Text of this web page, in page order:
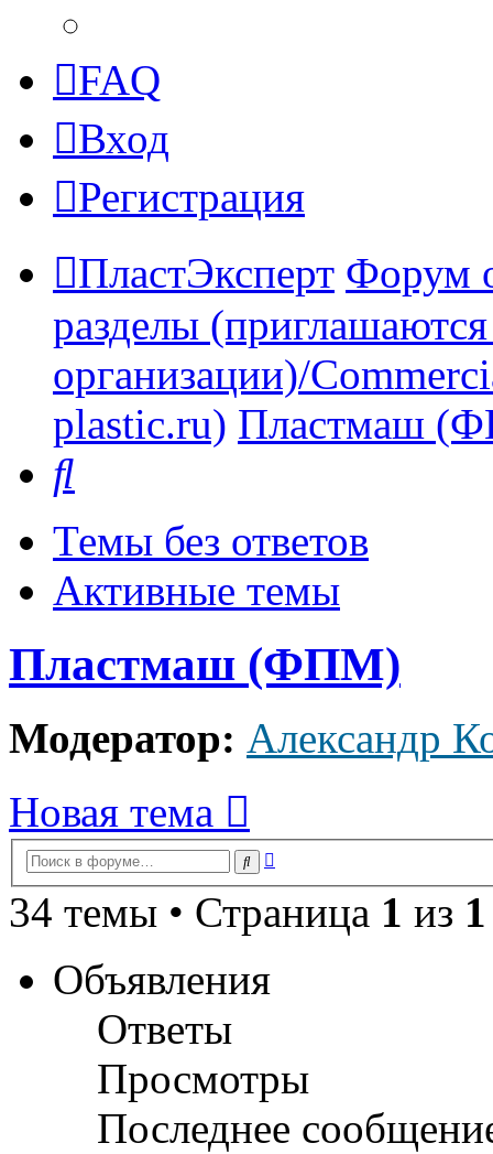
FAQ
Вход
Регистрация
ПластЭксперт Форум
разделы
организации)/
plastic.ru) Пластмаш
Темы без ответов
Активные темы
Пластмаш (ФПМ)
Модератор: Александр
Новая тема
Поиск
34 темы • Страница 1 из 1
Объявления
Ответы
Просмотры
Последнее